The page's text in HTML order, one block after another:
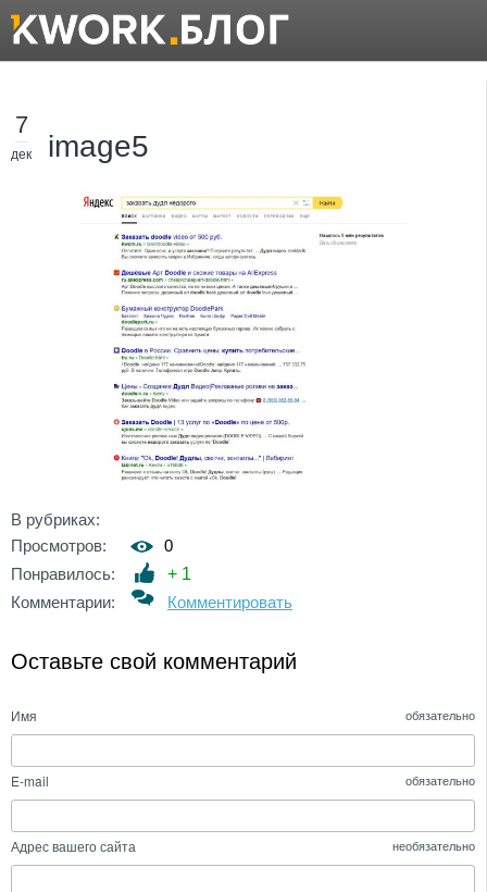
7
дек image5
В рубриках:
Просмотров:
0
Понравилось:
+ 1
Комментарии:
Комментировать
Оставьте свой комментарий
Имя обязательно
E-mail обязательно
Адрес вашего сайта необязательно